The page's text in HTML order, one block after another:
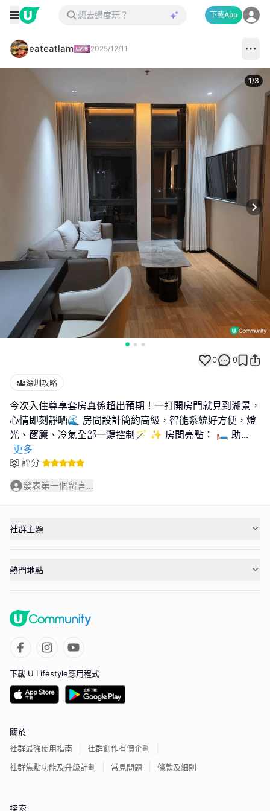
下載App
eateatlam 2025/12/11
1/3
0 0
深圳攻略
今次入住尊享套房真係超出預期！一打開房門就見到湖景，
心情即刻靜晒🌊 房間設計簡約高級，智能系統好方便，燈
光、窗簾、冷氣全部一鍵控制🪄 ✨ 房間亮點： 🛏️ 助...
更多
評分
發表第一個留言...
社群主題
熱門地點
下載 U Lifestyle應用程式
關於
社群最強使用指南
社群創作有價企劃
社群焦點功能及升級計劃
常見問題 條款及細則
探索